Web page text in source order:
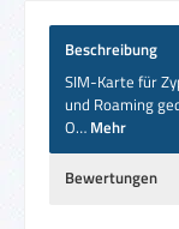
Beschreibung
SIM-Karte für
und Roaming
O… Mehr
Bewertungen